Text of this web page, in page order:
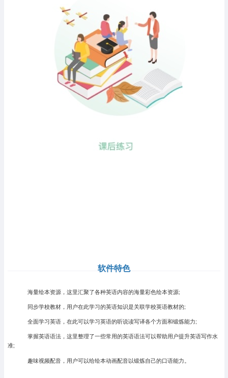
软件特色
海量绘本资源，这里汇聚了各种英语内容的海量彩色绘本资源;
同步学校教材，用户在此学习的英语知识是关联学校英语教材的;
全面学习英语，在此可以学习英语的听说读写译各个方面和锻炼能力;
掌握英语语法，这里整理了一些常用的英语语法可以帮助用户提升英语写作水
准;
趣味视频配音，用户可以给绘本动画配音以锻炼自己的口语能力。